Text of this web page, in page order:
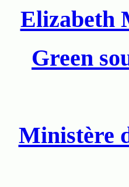
Elizabeth
Green
Ministère